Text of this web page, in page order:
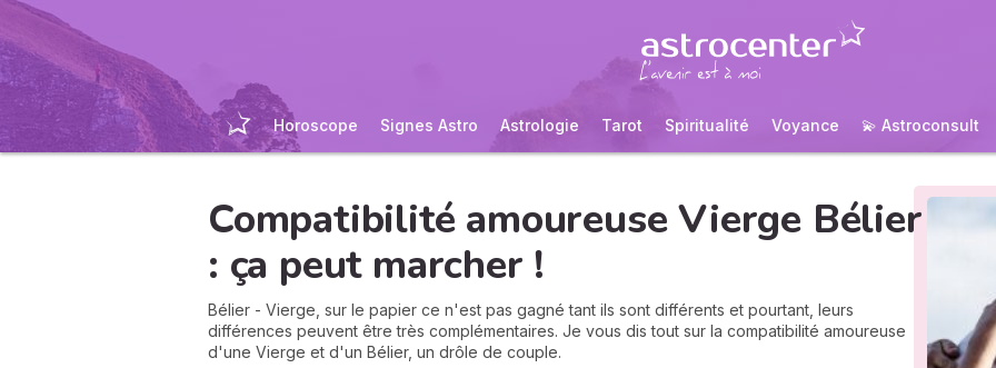
Horoscope Signes Astro Astrologie Tarot Spiritualité Voyance 💫 Astroconsult
Compatibilité amoureuse Vierge Bélier
: ça peut marcher !
Bélier - Vierge, sur le papier ce n'est pas gagné tant ils sont différents et pourtant, leurs
différences peuvent être très complémentaires. Je vous dis tout sur la compatibilité amoureuse
d'une Vierge et d'un Bélier, un drôle de couple.